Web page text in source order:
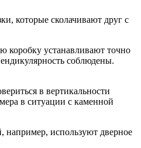
которые ско­лачивают друг с
коробку уста­навливают точно
соблюдены.
в вертикальности
в ситуации с каменной
например, используют дверное